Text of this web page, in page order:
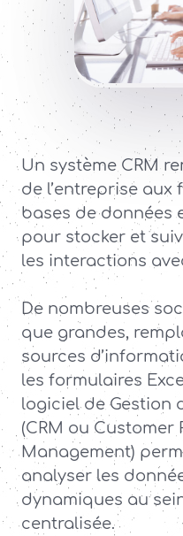
Un système CRM
de l’entreprise aux
bases de données
pour stocker et
les interactions
De nombreuses
que grandes,
sources
les formulaires
logiciel de Gestion
(CRM ou Customer
Management)
analyser les
dynamiques au
centralisée.